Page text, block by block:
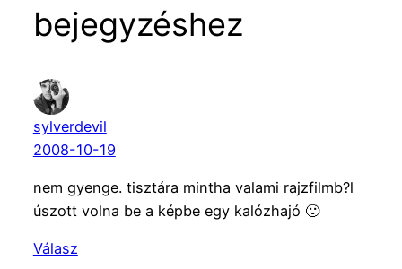
bejegyzéshez
sylverdevil
2008-10-19
nem gyenge. tisztára mintha valami rajzfilmb?l
úszott volna be a képbe egy kalózhajó 🙂
Válasz